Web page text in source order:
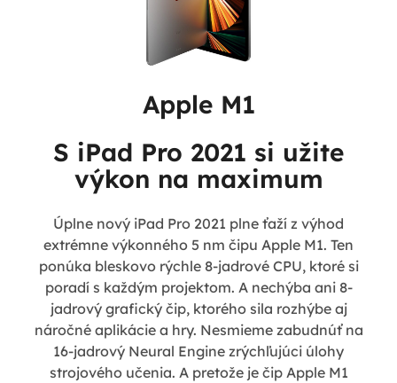
Apple M1
S iPad Pro 2021 si užite
výkon na maximum
Úplne nový iPad Pro 2021 plne ťaží z výhod
extrémne výkonného 5 nm čipu Apple M1. Ten
ponúka bleskovo rýchle 8-jadrové CPU, ktoré si
poradí s každým projektom. A nechýba ani 8-
jadrový grafický čip, ktorého sila rozhýbe aj
náročné aplikácie a hry. Nesmieme zabudnúť na
16-jadrový Neural Engine zrýchľujúci úlohy
strojového učenia. A pretože je čip Apple M1